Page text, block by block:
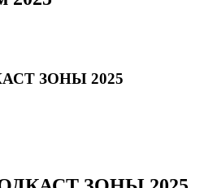
ЗОНЫ 2025